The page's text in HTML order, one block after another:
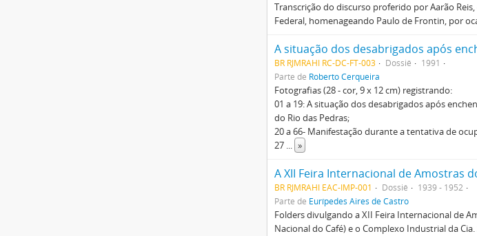
Transcrição do discurso proferido por Aarão
Federal, homenageando Paulo de Frontin, por
BR RJMRAHI RC-DC-FT-003 Dossiê
1991
Parte de Roberto Cerqueira
Fotografias (28 - cor, 9 x 12 cm) registrando:
01 a 19: A situação dos desabrigados após
do Rio das Pedras;
20 a 66- Manifestação durante a tentativa de
27 ... »
BR RJMRAHI EAC-IMP-001 Dossiê
1939 - 1952
Parte de Eurípedes Aires de Castro
Folders divulgando a XII Feira Internacional de
Nacional do Café) e o Complexo Industrial da